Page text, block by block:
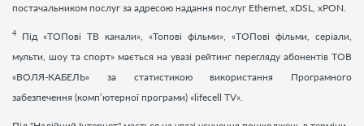
постачальником послуг за адресою надання послуг Ethernet, xDSL, xPON.
4
Під «ТОПові ТВ канали», «Топові фільми», «ТОПові фільми, серіали,
мульти, шоу та спорт» мається на увазі рейтинг перегляду абонентів ТОВ
«ВОЛЯ-КАБЕЛЬ» за статистикою використання Програмного
забезпечення (комп’ютерної програми) «lifecell TV».